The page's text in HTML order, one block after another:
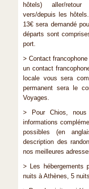
hôtels) aller/retour
vers/depuis les
13€ sera demandé
départs sont
port.
> Contact
un contact
locale vous sera
permanent sera le
Voyages.
> Pour Chios, nous
informations
possibles (en
description des
nos meilleures
> Les hébergements
nuits à Athènes, 5